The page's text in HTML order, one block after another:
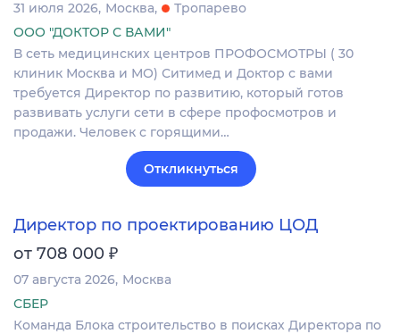
31 июля 2026 Москва
Тропарево
ООО "ДОКТОР С ВАМИ"
В сеть медицинских центров ПРОФОСМОТРЫ ( 30
клиник Москва и МО) Ситимед и Доктор с вами
требуется Директор по развитию, который готов
развивать услуги сети в сфере профосмотров и
продажи. Человек с горящими…
Откликнуться
Директор по проектированию ЦОД
от 708 000 ₽
07 августа 2026 Москва
СБЕР
Команда Блока строительство в поисках Директора по